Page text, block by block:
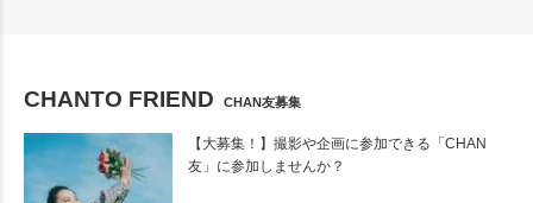
CHANTO FRIEND CHAN友募集
【大募集！】撮影や企画に参加できる「CHAN
友」に参加しませんか？